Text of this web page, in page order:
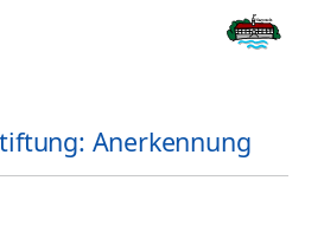
Anerkennung